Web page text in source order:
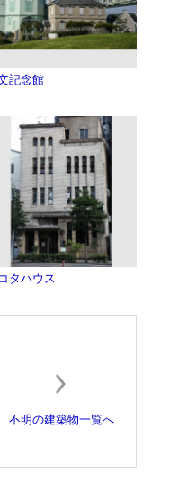
記念館
タハウス
不明の建築物一覧へ